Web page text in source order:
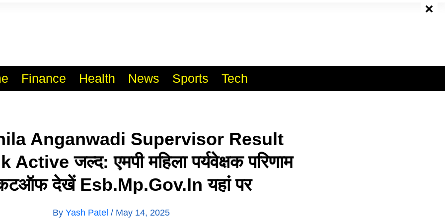
Finance Health News Sports Tech
Anganwadi Supervisor Result
जल्द: एमपी महिला पर्यवेक्षक परिणाम
देखें Esb.mp.gov.in यहां पर
By Yash Patel / May 14, 2025